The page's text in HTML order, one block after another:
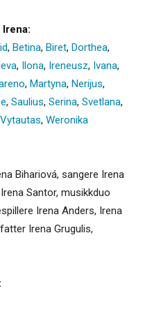
, Betina, Biret, Dorthea,
, Ilona, Ireneusz, Ivana,
, Martyna, Nerijus,
, Saulius, Serina, Svetlana,
Vytautas, Weronika
Bihariová, sangere Irena
Santor, musikkduo
Irena Anders, Irena
Irena Grugulis,